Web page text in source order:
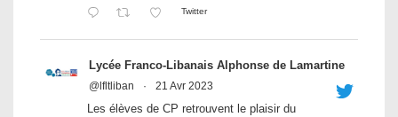
Twitter
Lycée Franco-Libanais Alphonse de Lamartine
@lfltliban · 21 Avr 2023
Les élèves de CP retrouvent le plaisir du